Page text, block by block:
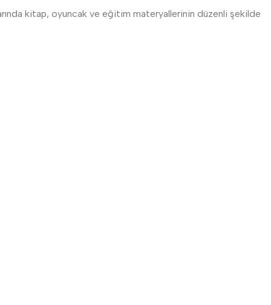
kitap, oyuncak ve eğitim materyallerinin düzenli şekilde